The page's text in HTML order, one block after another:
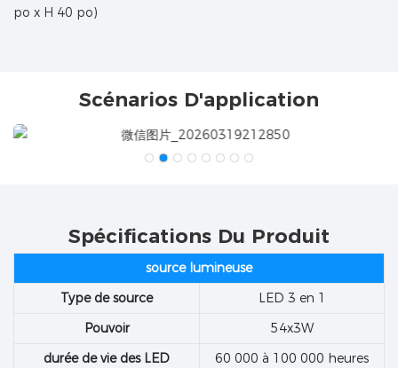
po x H 40 po)
Scénarios D'application
Spécifications Du Produit
source lumineuse
Type de source
LED 3 en 1
Pouvoir
54x3W
durée de vie des LED
60 000 à 100 000 heures